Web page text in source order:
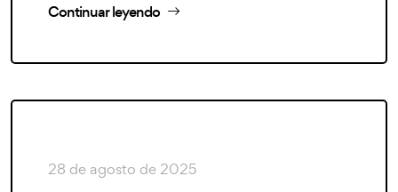
Continuar leyendo
28 de agosto de 2025